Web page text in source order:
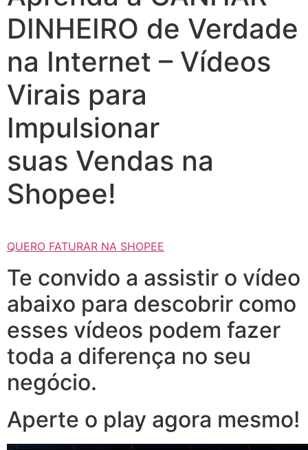
DINHEIRO de Verdade
na Internet – Vídeos
Virais para
Impulsionar
suas Vendas na
Shopee!
QUERO FATURAR NA SHOPEE
Te convido a assistir o vídeo
abaixo para descobrir como
esses vídeos podem fazer
toda a diferença no seu
negócio.
Aperte o play agora mesmo!